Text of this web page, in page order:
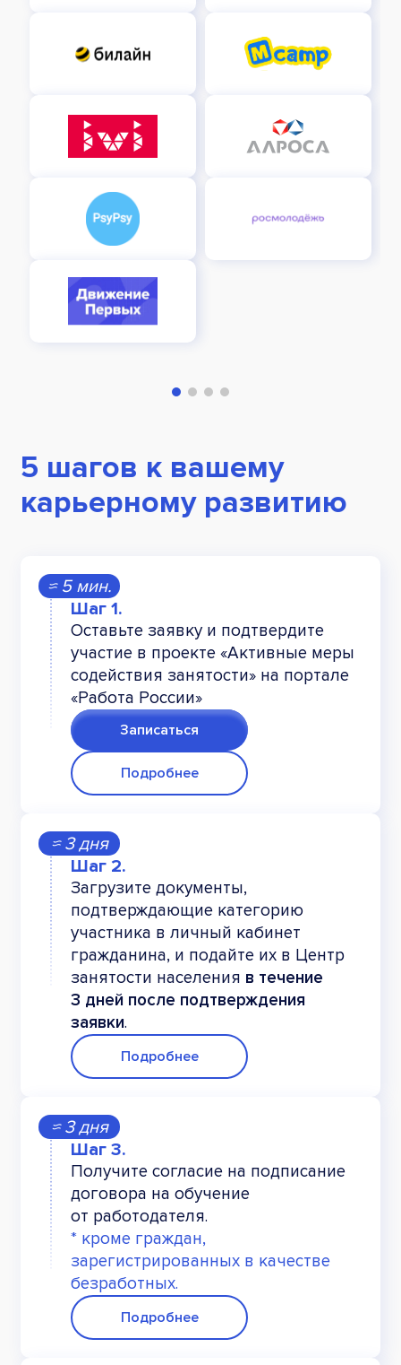
5 шагов к вашему
карьерному развитию
≈ 5 мин.
Оставьте заявку и подтвердите
участие в проекте «Активные меры
содействия занятости» на портале
«Работа России»
Записаться
Подробнее
≈ 3 дня
Загрузите документы,
подтверждающие категорию
участника в личный кабинет
гражданина, и подайте их в Центр
занятости населения в течение
3 дней после подтверждения
заявки.
Подробнее
≈ 3 дня
Получите согласие на подписание
договора на обучение
от работодателя.
* кроме граждан,
зарегистрированных в качестве
безработных.
Подробнее